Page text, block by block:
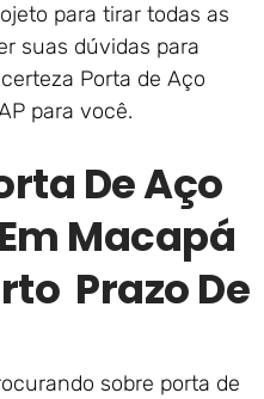
para tirar todas as
suas dúvidas para
Porta de Aço
para você.
De Aço
Macapá
Prazo De
sobre porta de